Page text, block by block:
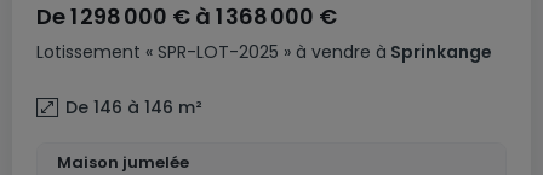
Lotissement « SPR-LOT-2025 » à vendre à Sprinkange
De1 298 000 € à 1 368 000 €
De 146 à 146 m²
Maison jumelée